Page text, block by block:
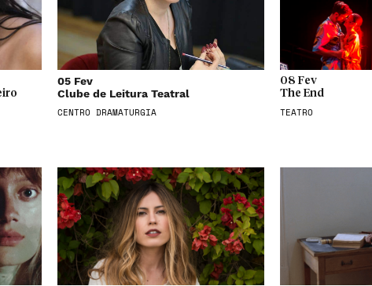
05 Fev
Clube de Leitura Teatral
CENTRO DRAMATURGIA
08 Fev
The End
TEATRO